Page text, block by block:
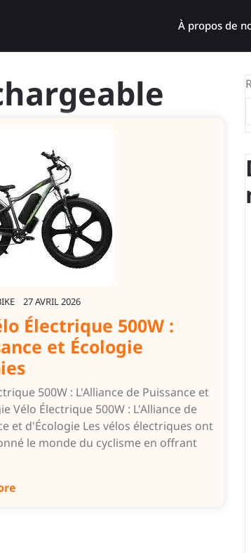
À propos de
27 AVRIL 2026
Électrique 500W :
et Écologie
500W : L'Alliance de Puissance et
Vélo Électrique 500W : L'Alliance de
et d'Écologie Les vélos électriques ont
le monde du cyclisme en offrant